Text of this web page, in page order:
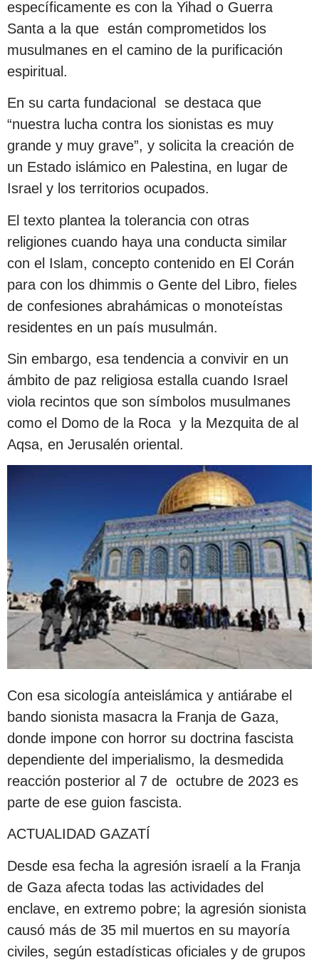
específicamente es con la Yihad o Guerra
Santa a la que están comprometidos los
musulmanes en el camino de la purificación
espiritual.
En su carta fundacional se destaca que
“nuestra lucha contra los sionistas es muy
grande y muy grave”, y solicita la creación de
un Estado islámico en Palestina, en lugar de
Israel y los territorios ocupados.
El texto plantea la tolerancia con otras
religiones cuando haya una conducta similar
con el Islam, concepto contenido en El Corán
para con los dhimmis o Gente del Libro, fieles
de confesiones abrahámicas o monoteístas
residentes en un país musulmán.
Sin embargo, esa tendencia a convivir en un
ámbito de paz religiosa estalla cuando Israel
viola recintos que son símbolos musulmanes
como el Domo de la Roca y la Mezquita de al
Aqsa, en Jerusalén oriental.
Con esa sicología anteislámica y antiárabe el
bando sionista masacra la Franja de Gaza,
donde impone con horror su doctrina fascista
dependiente del imperialismo, la desmedida
reacción posterior al 7 de octubre de 2023 es
parte de ese guion fascista.
ACTUALIDAD GAZATÍ
Desde esa fecha la agresión israelí a la Franja
de Gaza afecta todas las actividades del
enclave, en extremo pobre; la agresión sionista
causó más de 35 mil muertos en su mayoría
civiles, según estadísticas oficiales y de grupos